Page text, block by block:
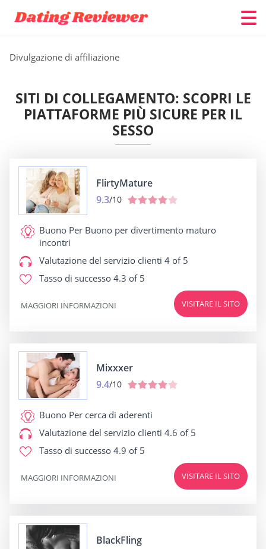
Divulgazione di affiliazione
SITI DI COLLEGAMENTO: SCOPRI LE
PIATTAFORME PIÙ SICURE PER IL
SESSO
FlirtyMature
9.3/10
Buono Per Buono per divertimento maturo
incontri
Valutazione del servizio clienti 4 of 5
Tasso di successo 4.3 of 5
VISITARE IL SITO
MAGGIORI INFORMAZIONI
Mixxxer
9.4/10
Buono Per cerca di aderenti
Valutazione del servizio clienti 4.6 of 5
Tasso di successo 4.9 of 5
VISITARE IL SITO
MAGGIORI INFORMAZIONI
BlackFling